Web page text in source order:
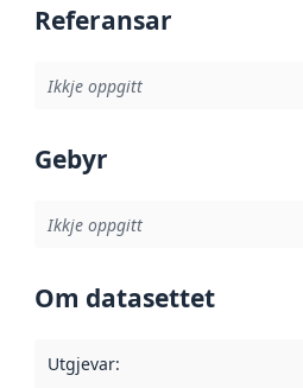
Referansar
Ikkje oppgitt
Gebyr
Ikkje oppgitt
Om datasettet
Utgjevar: